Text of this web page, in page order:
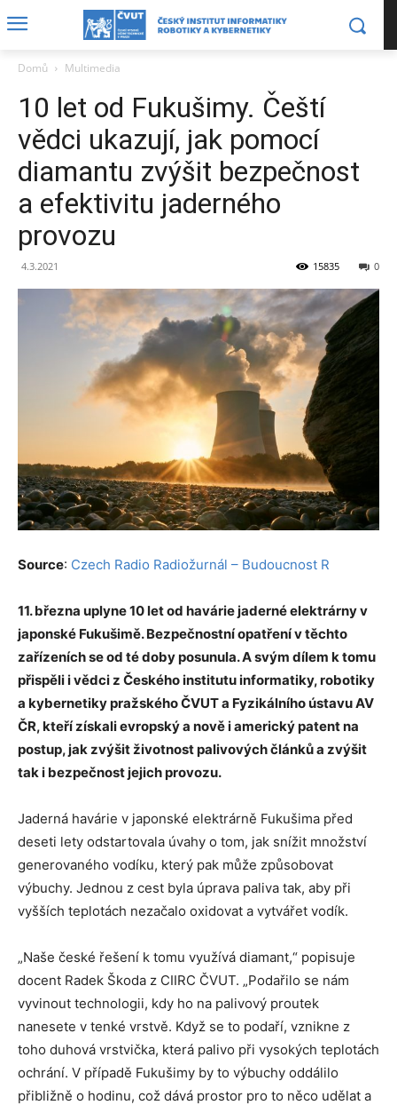
Domů Multimedia
10 let od Fukušimy. Čeští
vědci ukazují, jak pomocí
diamantu zvýšit bezpečnost
a efektivitu jaderného
provozu
4.3.2021 0
15835
Source: Czech Radio Radiožurnál – Budoucnost R
11. března uplyne 10 let od havárie jaderné elektrárny v
japonské Fukušimě. Bezpečnostní opatření v těchto
zařízeních se od té doby posunula. A svým dílem k tomu
přispěli i vědci z Českého institutu informatiky, robotiky
a kybernetiky pražského ČVUT a Fyzikálního ústavu AV
ČR, kteří získali evropský a nově i americký patent na
postup, jak zvýšit životnost palivových článků a zvýšit
tak i bezpečnost jejich provozu.
Jaderná havárie v japonské elektrárně Fukušima před
deseti lety odstartovala úvahy o tom, jak snížit množství
generovaného vodíku, který pak může způsobovat
výbuchy. Jednou z cest byla úprava paliva tak, aby při
vyšších teplotách nezačalo oxidovat a vytvářet vodík.
„Naše české řešení k tomu využívá diamant,“ popisuje
docent Radek Škoda z CIIRC ČVUT. „Podařilo se nám
vyvinout technologii, kdy ho na palivový proutek
nanesete v tenké vrstvě. Když se to podaří, vznikne z
toho duhová vrstvička, která palivo při vysokých teplotách
ochrání. V případě Fukušimy by to výbuchy oddálilo
přibližně o hodinu, což dává prostor pro to něco udělat a